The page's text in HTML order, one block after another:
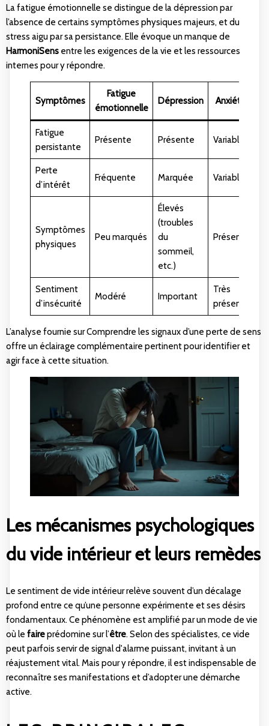
La fatigue émotionnelle se distingue de la dépression par
l’absence de certains symptômes physiques majeurs, et du
stress aigu par sa persistance. Elle évoque un manque de
HarmoniSens entre les exigences de la vie et les ressources
internes pour y répondre.
Symptômes
Fatigue
émotionnelle
Dépression Anxiété
Fatigue
persistante
Présente Présente Variable
Perte
d’intérêt
Fréquente Marquée Variable
Symptômes
physiques
Peu marqués
Élevés
(troubles
du
sommeil,
etc.)
Présents
Sentiment
d’insécurité
Modéré Important
Très
présent
L’analyse fournie surComprendre les signaux d’une perte de sens
offre un éclairage complémentaire pertinent pour identifier et
agir face à cette situation.
Les mécanismes psychologiques
du vide intérieur et leurs remèdes
Le sentiment de vide intérieur relève souvent d’un décalage
profond entre ce qu’une personne expérimente et ses désirs
fondamentaux. Ce phénomène est amplifié par un mode de vie
où le faireprédomine sur l’être. Selon des spécialistes, ce vide
peut parfois servir de signal d'alarme puissant, invitant à un
réajustement vital. Mais pour y répondre, il est indispensable de
reconnaître ses manifestations et d’adopter une démarche
active.